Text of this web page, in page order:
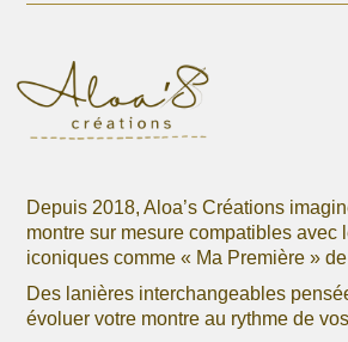
page
Depuis 2018, Aloa’s Créations
montre sur mesure compatibles avec
iconiques comme « Ma Première »
Des lanières interchangeables
évoluer votre montre au rythme de